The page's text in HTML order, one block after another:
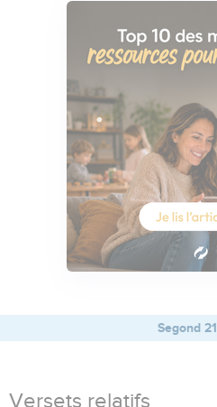
Segond 21
Versets relatifs